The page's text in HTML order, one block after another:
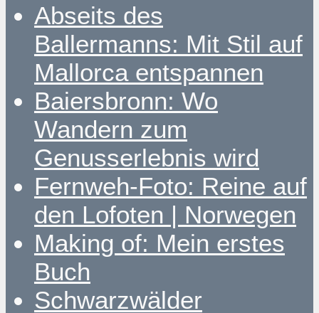
Abseits des
Ballermanns: Mit Stil auf
Mallorca entspannen
Baiersbronn: Wo
Wandern zum
Genusserlebnis wird
Fernweh-Foto: Reine auf
den Lofoten | Norwegen
Making of: Mein erstes
Buch
Schwarzwälder